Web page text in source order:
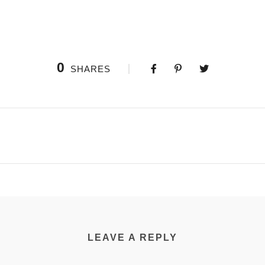
0 SHARES
LEAVE A REPLY